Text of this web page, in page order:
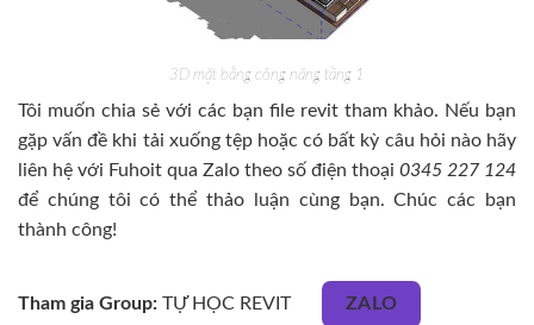
3D mặt bằng công năng tầng 1
Tôi muốn chia sẻ với các bạn file revit tham khảo. Nếu bạn
gặp vấn đề khi tải xuống tệp hoặc có bất kỳ câu hỏi nào hãy
liên hệ với Fuhoit qua Zalo theo số điện thoại 0345 227 124
để chúng tôi có thể thảo luận cùng bạn. Chúc các bạn
thành công!
Tham gia Group: TỰ HỌC REVIT ZALO